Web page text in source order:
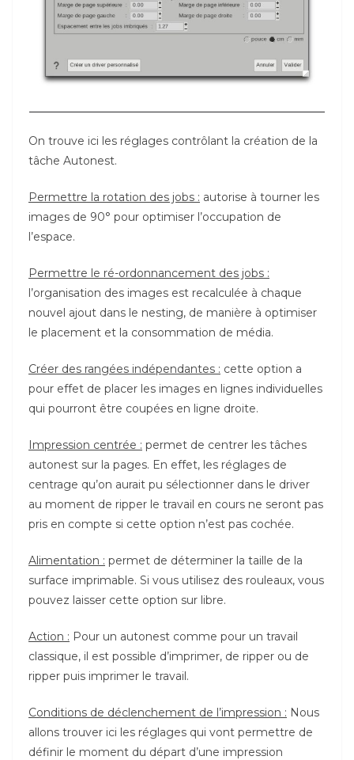
On trouve ici les réglages contrôlant la création de la
tâche Autonest.
Permettre la rotation des jobs : autorise à tourner les
images de 90° pour optimiser l’occupation de
l’espace.
Permettre le ré-ordonnancement des jobs :
l’organisation des images est recalculée à chaque
nouvel ajout dans le nesting, de manière à optimiser
le placement et la consommation de média.
Créer des rangées indépendantes : cette option a
pour effet de placer les images en lignes individuelles
qui pourront être coupées en ligne droite.
Impression centrée : permet de centrer les tâches
autonest sur la pages. En effet, les réglages de
centrage qu’on aurait pu sélectionner dans le driver
au moment de ripper le travail en cours ne seront pas
pris en compte si cette option n’est pas cochée.
Alimentation : permet de déterminer la taille de la
surface imprimable. Si vous utilisez des rouleaux, vous
pouvez laisser cette option sur libre.
Action : Pour un autonest comme pour un travail
classique, il est possible d’imprimer, de ripper ou de
ripper puis imprimer le travail.
Conditions de déclenchement de l’impression : Nous
allons trouver ici les réglages qui vont permettre de
définir le moment du départ d’une impression